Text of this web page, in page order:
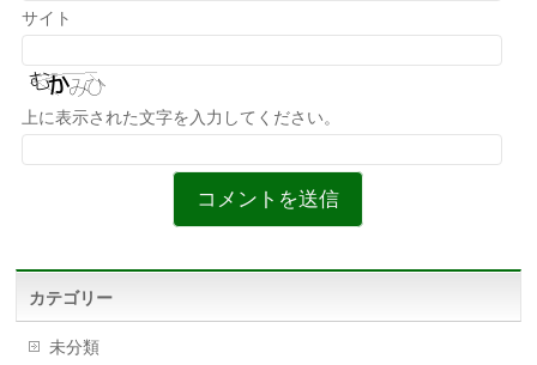
サイト
上に表示された文字を入力してください。
カテゴリー
未分類